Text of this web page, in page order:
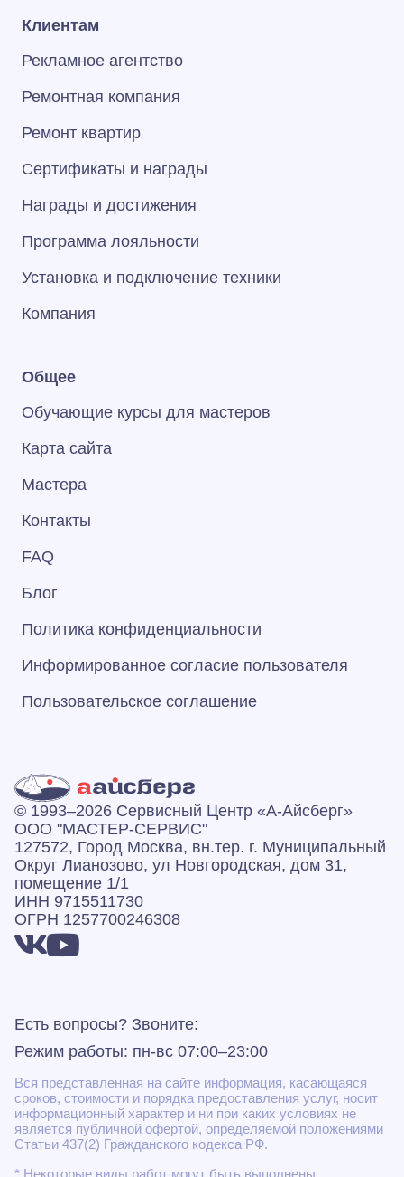
Клиентам
Рекламное агентство
Ремонтная компания
Ремонт квартир
Сертификаты и награды
Награды и достижения
Программа лояльности
Установка и подключение техники
Компания
Общее
Обучающие курсы для мастеров
Карта сайта
Мастера
Контакты
FAQ
Блог
Политика конфиденциальности
Информированное согласие пользователя
Пользовательское соглашение
© 1993–2026 Сервисный Центр «А‑Айсберг»
ООО "МАСТЕР-СЕРВИС"
127572, Город Москва, вн.тер. г. Муниципальный
Округ Лианозово, ул Новгородская, дом 31,
помещение 1/1
ИНН 9715511730
ОГРН 1257700246308
Есть вопросы? Звоните:
Режим работы: пн-вс 07:00–23:00
Вся представленная на сайте информация, касающаяся
сроков, стоимости и порядка предоставления услуг, носит
информационный характер и ни при каких условиях не
является публичной офертой, определяемой положениями
Статьи 437(2) Гражданского кодекса РФ.
* Некоторые виды работ могут быть выполнены